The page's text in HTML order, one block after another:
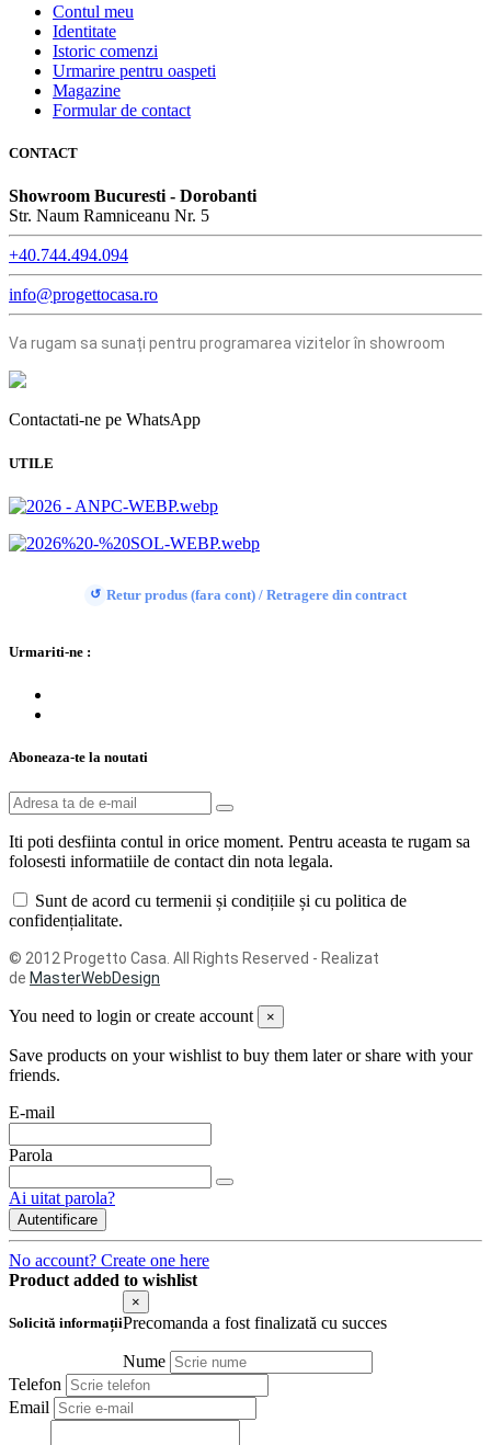
Contul meu
Identitate
Istoric comenzi
Urmarire pentru oaspeti
Magazine
Formular de contact
CONTACT
Showroom Bucuresti - Dorobanti
Str. Naum Ramniceanu Nr. 5
+40.744.494.094
info@progettocasa.ro
Va rugam sa sunați pentru programarea vizitelor în showroom
Contactati-ne pe WhatsApp
UTILE
↺ Retur produs (fara cont) / Retragere din contract
Urmariti-ne :
Aboneaza-te la noutati
Iti poti desfiinta contul in orice moment. Pentru aceasta te rugam sa
folosesti informatiile de contact din nota legala.
Sunt de acord cu termenii și condițiile și cu politica de
confidențialitate.
© 2012 Progetto Casa. All Rights Reserved - Realizat
de MasterWebDesign
You need to login or create account ×
Save products on your wishlist to buy them later or share with your
friends.
E-mail
Parola
Ai uitat parola?
Autentificare
No account? Create one here
Product added to wishlist
Solicită informații
×
Precomanda a fost finalizată cu succes
Nume
Telefon
Email